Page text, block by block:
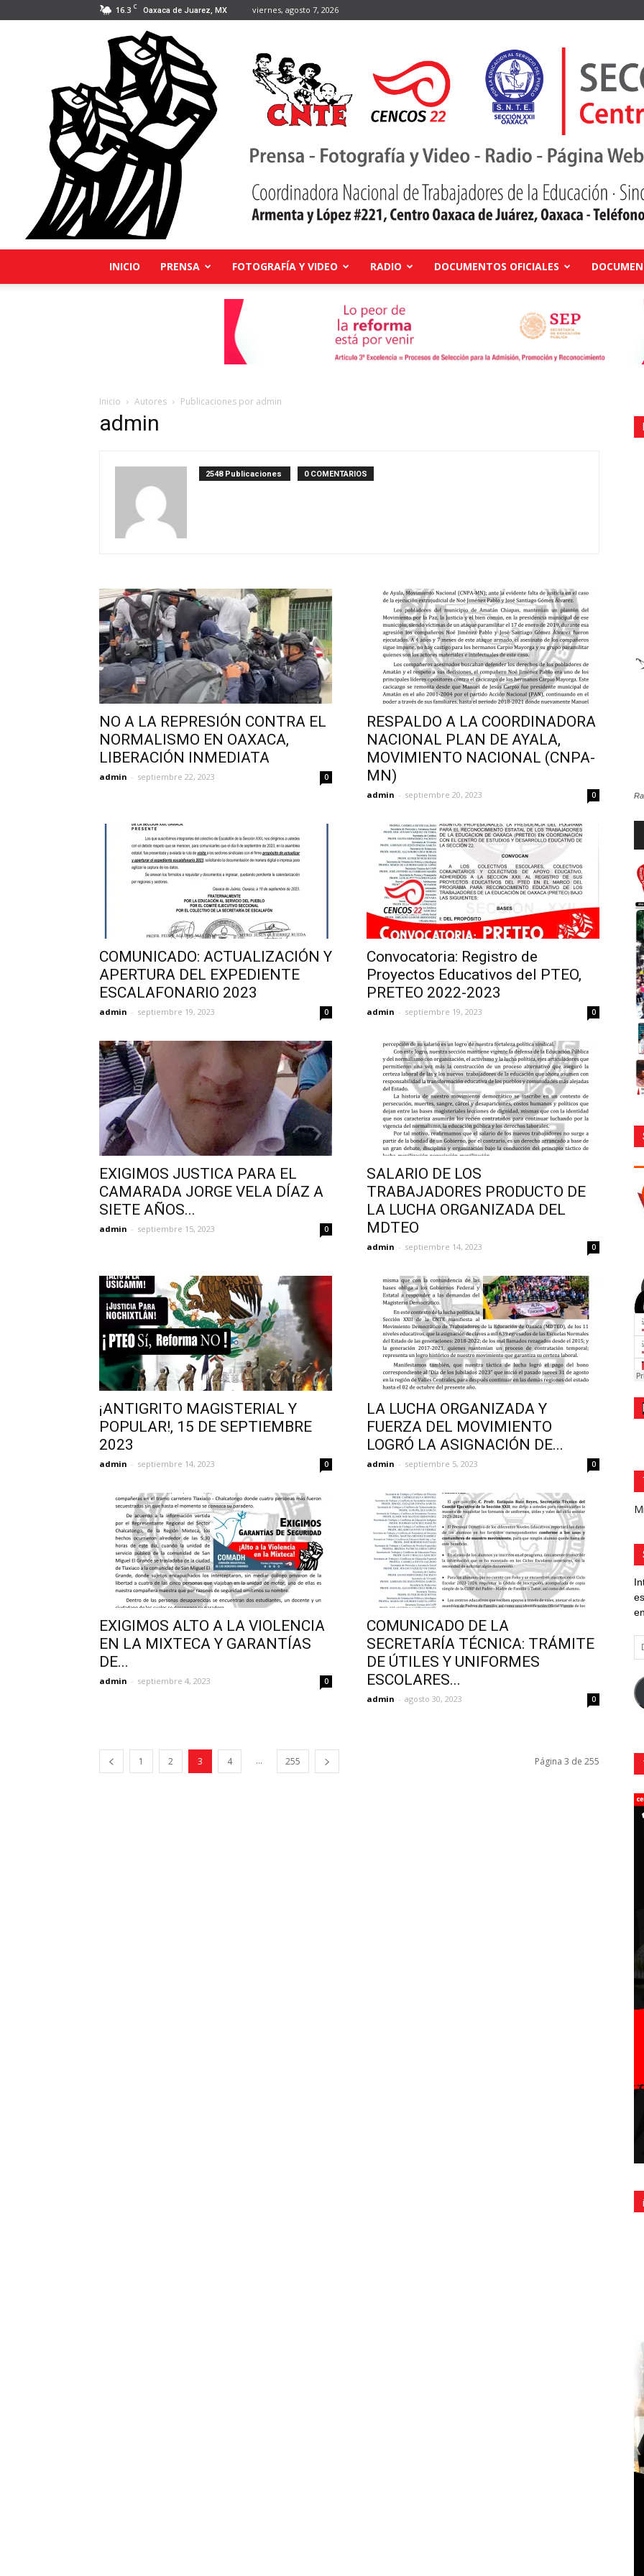
16.3 C Oaxaca de Juarez, MX viernes, agosto 7, 2026
de
la
Sección
XXII
INICIO PRENSA FOTOGRAFÍA Y VIDEO RADIO DOCUMENTOS OFICIALES
Inicio Autores Publicaciones por admin
admin
2548 Publicaciones 0 COMENTARIOS
NO A LA REPRESIÓN CONTRA EL
NORMALISMO EN OAXACA,
LIBERACIÓN INMEDIATA
admin - septiembre 22, 2023 0
RESPALDO A LA COORDINADORA
NACIONAL PLAN DE AYALA,
MOVIMIENTO NACIONAL (CNPA-
MN)
admin - septiembre 20, 2023 0
COMUNICADO: ACTUALIZACIÓN Y
APERTURA DEL EXPEDIENTE
ESCALAFONARIO 2023
admin - septiembre 19, 2023 0
Convocatoria: Registro de
Proyectos Educativos del PTEO,
PRETEO 2022-2023
admin - septiembre 19, 2023 0
EXIGIMOS JUSTICA PARA EL
CAMARADA JORGE VELA DÍAZ A
SIETE AÑOS...
admin - septiembre 15, 2023 0
SALARIO DE LOS
TRABAJADORES PRODUCTO DE
LA LUCHA ORGANIZADA DEL
MDTEO
admin - septiembre 14, 2023 0
¡ANTIGRITO MAGISTERIAL Y
POPULAR!, 15 DE SEPTIEMBRE
2023
admin - septiembre 14, 2023 0
LA LUCHA ORGANIZADA Y
FUERZA DEL MOVIMIENTO
LOGRÓ LA ASIGNACIÓN DE...
admin - septiembre 5, 2023 0
EXIGIMOS ALTO A LA VIOLENCIA
EN LA MIXTECA Y GARANTÍAS
DE...
admin - septiembre 4, 2023 0
COMUNICADO DE LA
SECRETARÍA TÉCNICA: TRÁMITE
DE ÚTILES Y UNIFORMES
ESCOLARES...
admin - agosto 30, 2023 0
1 2 3 4 ... 255 Página 3 de 255
de